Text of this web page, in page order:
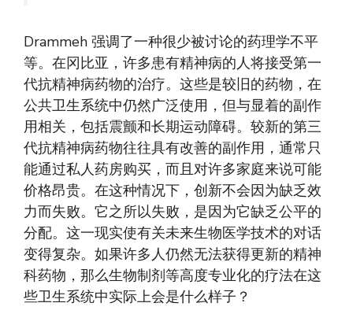
Drammeh 强调了一种很少被讨论的药理学不平
等。在冈比亚，许多患有精神病的人将接受第一
代抗精神病药物的治疗。这些是较旧的药物，在
公共卫生系统中仍然广泛使用，但与显着的副作
用相关，包括震颤和长期运动障碍。较新的第三
代抗精神病药物往往具有改善的副作用，通常只
能通过私人药房购买，而且对许多家庭来说可能
价格昂贵。在这种情况下，创新不会因为缺乏效
力而失败。它之所以失败，是因为它缺乏公平的
分配。这一现实使有关未来生物医学技术的对话
变得复杂。如果许多人仍然无法获得更新的精神
科药物，那么生物制剂等高度专业化的疗法在这
些卫生系统中实际上会是什么样子？